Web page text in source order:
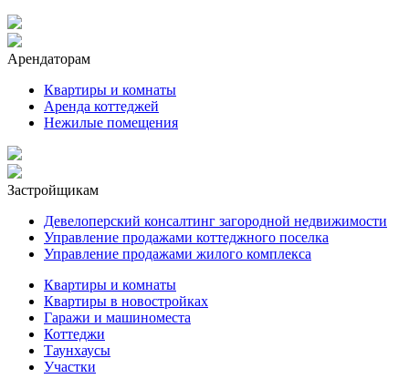
Арендаторам
Квартиры и комнаты
Аренда коттеджей
Нежилые помещения
Застройщикам
Девелоперский консалтинг загородной недвижимости
Управление продажами коттеджного поселка
Управление продажами жилого комплекса
Квартиры и комнаты
Квартиры в новостройках
Гаражи и машиноместа
Коттеджи
Таунхаусы
Участки